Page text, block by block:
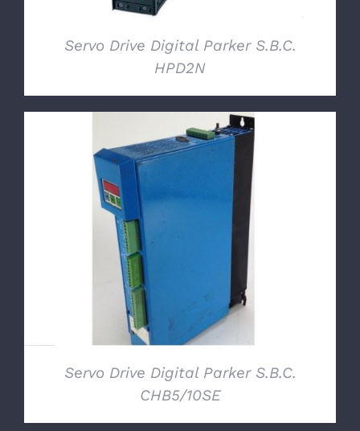
Servo Drive Digital Parker S.B.C.
HPD2N
Servo Drive Digital Parker S.B.C.
CHB5/10SE